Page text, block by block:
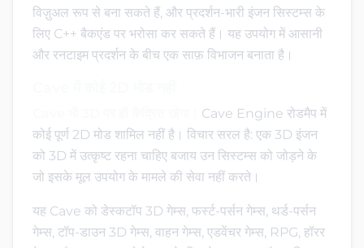
विज़ुअल रूप से बना सकते हैं, और प्रदर्शन-भारी इंजन सिस्टम्स के
लिए C++ बैकएंड पर भरोसा कर सकते हैं। यह उपयोग में आसानी
और रनटाइम प्रदर्शन के बीच एक साफ़ विभाजन बनाता है।
Cave Engine रोडमैप में
कोई पूर्ण 2D मोड शामिल नहीं है। विचार सरल है: एक 3D इंजन
को 3D में उत्कृष्ट रहना चाहिए बजाय उन सिस्टम्स को जोड़ने के
जो इसके मूल उपयोग के मामले की सेवा नहीं करते।
यह Cave को डेस्कटॉप 3D गेम्स, फर्स्ट-पर्सन गेम्स, थर्ड-पर्सन
गेम्स, टॉप-डाउन 3D गेम्स, वाहन गेम्स, एडवेंचर गेम्स, RPG, हॉरर